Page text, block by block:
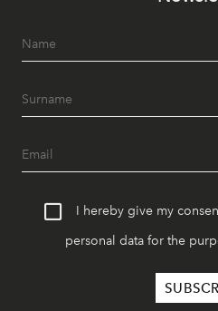
I hereby give my
personal data for the